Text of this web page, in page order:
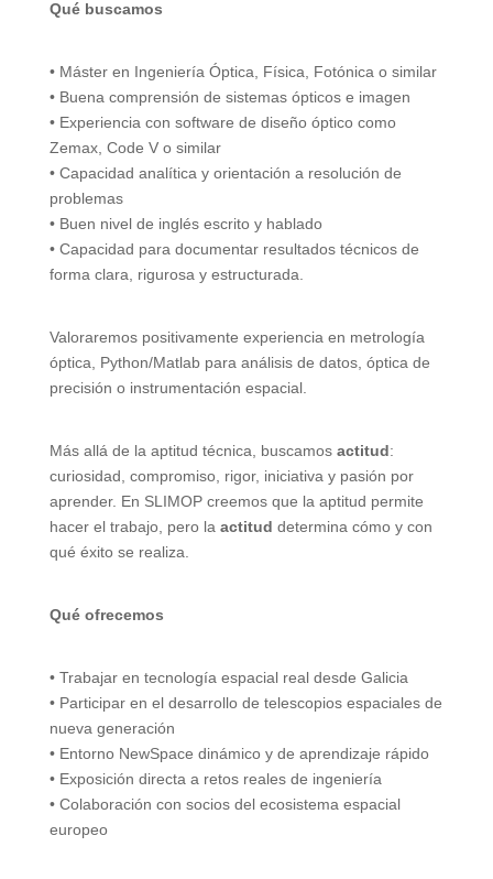
Qué buscamos
• Máster en Ingeniería Óptica, Física, Fotónica o similar
• Buena comprensión de sistemas ópticos e imagen
• Experiencia con software de diseño óptico como
Zemax, Code V o similar
• Capacidad analítica y orientación a resolución de
problemas
• Buen nivel de inglés escrito y hablado
• Capacidad para documentar resultados técnicos de
forma clara, rigurosa y estructurada.
Valoraremos positivamente experiencia en metrología
óptica, Python/Matlab para análisis de datos, óptica de
precisión o instrumentación espacial.
Más allá de la aptitud técnica, buscamos actitud:
curiosidad, compromiso, rigor, iniciativa y pasión por
aprender. En SLIMOP creemos que la aptitud permite
hacer el trabajo, pero la actitud determina cómo y con
qué éxito se realiza.
Qué ofrecemos
• Trabajar en tecnología espacial real desde Galicia
• Participar en el desarrollo de telescopios espaciales de
nueva generación
• Entorno NewSpace dinámico y de aprendizaje rápido
• Exposición directa a retos reales de ingeniería
• Colaboración con socios del ecosistema espacial
europeo